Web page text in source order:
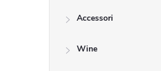
Accessori
Wine